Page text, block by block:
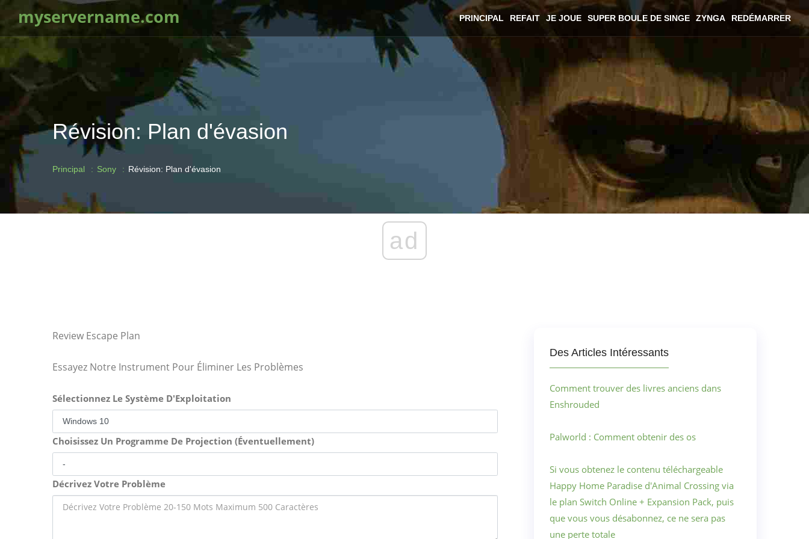
myservername.com PRINCIPAL REFAIT JE JOUE SUPER BOULE DE SINGE ZYNGA REDÉMARRER
Révision: Plan d'évasion
Principal Sony Révision: Plan d'évasion
ad
Review Escape Plan
Essayez Notre Instrument Pour Éliminer Les Problèmes
Sélectionnez Le Système D'Exploitation
Choisissez Un Programme De Projection (Éventuellement)
Décrivez Votre Problème
Des Articles Intéressants
Comment trouver des livres anciens dans
Enshrouded
Palworld : Comment obtenir des os
Si vous obtenez le contenu téléchargeable
Happy Home Paradise d'Animal Crossing via
le plan Switch Online + Expansion Pack, puis
que vous vous désabonnez, ce ne sera pas
une perte totale